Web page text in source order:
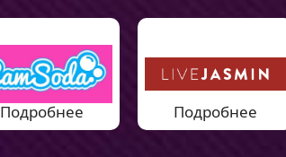
Подробнее Подробнее